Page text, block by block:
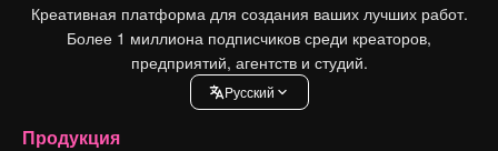
Креативная платформа для создания ваших лучших работ.
Более 1 миллиона подписчиков среди креаторов,
предприятий, агентств и студий.
Pусский
Продукция